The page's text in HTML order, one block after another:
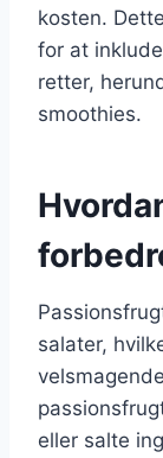
kosten.
for at
retter,
smoothies.
salater,
eller salte